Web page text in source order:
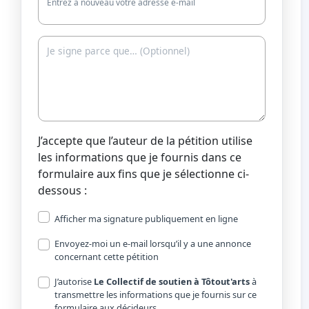
J’accepte que l’auteur de la pétition utilise
les informations que je fournis dans ce
formulaire aux fins que je sélectionne ci-
dessous :
Afficher ma signature publiquement en ligne
Envoyez-moi un e-mail lorsqu’il y a une annonce
concernant cette pétition
J’autorise Le Collectif de soutien à Tôtout'artsà
transmettre les informations que je fournis sur ce